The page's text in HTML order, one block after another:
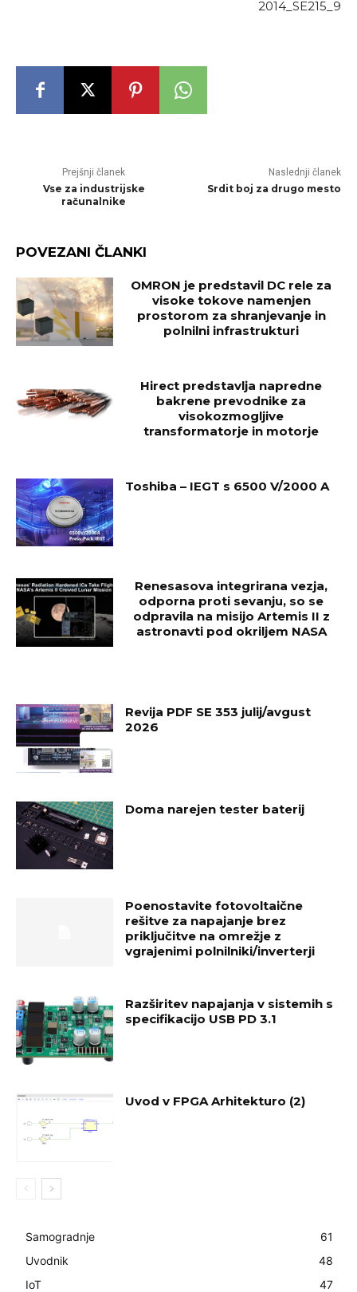
2014_SE215_9
Prejšnji članek
Vse za industrijske
računalnike
Naslednji članek
Srdit boj za drugo mesto
POVEZANI ČLANKI
OMRON je predstavil DC rele za
visoke tokove namenjen
prostorom za shranjevanje in
polnilni infrastrukturi
Hirect predstavlja napredne
bakrene prevodnike za
visokozmogljive
transformatorje in motorje
Toshiba – IEGT s 6500 V/2000 A
Renesasova integrirana vezja,
odporna proti sevanju, so se
odpravila na misijo Artemis II z
astronavti pod okriljem NASA
Revija PDF SE 353 julij/avgust
2026
Doma narejen tester baterij
Poenostavite fotovoltaične
rešitve za napajanje brez
priključitve na omrežje z
vgrajenimi polnilniki/inverterji
Razširitev napajanja v sistemih s
specifikacijo USB PD 3.1
Uvod v FPGA Arhitekturo (2)
Samogradnje
61
Uvodnik
48
IoT
47